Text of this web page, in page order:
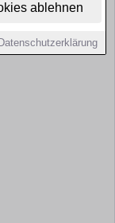
ablehnen
Datenschutzerklärung